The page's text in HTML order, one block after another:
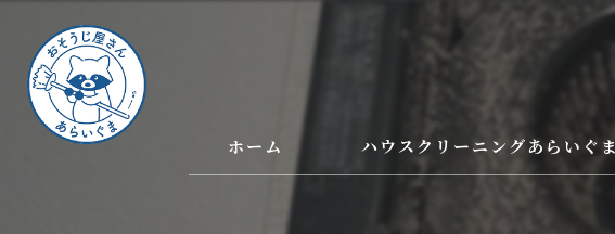
ホーム ハウスクリーニングあらいぐ